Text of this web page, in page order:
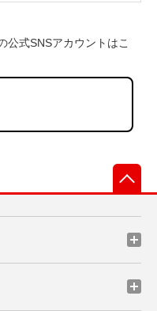
公式SNSアカウントはこ